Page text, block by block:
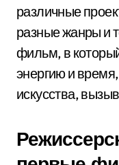
различные
разные жанры и
фильм, в
энергию и
искусства,